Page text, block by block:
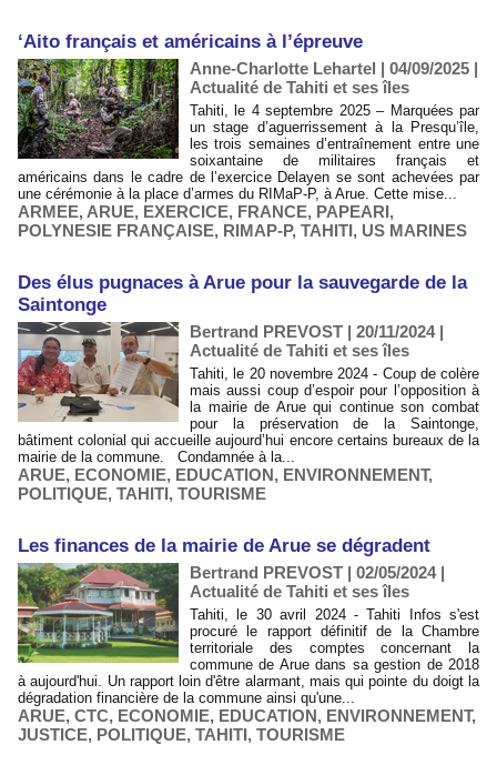
‘Aito français et américains à l’épreuve
Anne-Charlotte Lehartel | 04/09/2025 |
Actualité de Tahiti et ses îles
Tahiti, le 4 septembre 2025 – Marquées par
un stage d’aguerrissement à la Presqu’île,
les trois semaines d’entraînement entre une
soixantaine de militaires français et
américains dans le cadre de l’exercice Delayen se sont achevées par
une cérémonie à la place d’armes du RIMaP-P, à Arue. Cette mise...
ARMEE, ARUE, EXERCICE, FRANCE, PAPEARI,
POLYNESIE FRANÇAISE, RIMAP-P, TAHITI, US MARINES
​Des élus pugnaces à Arue pour la sauvegarde de la
Saintonge
Bertrand PREVOST | 20/11/2024|
Actualité de Tahiti et ses îles
Tahiti, le 20 novembre 2024 - Coup de colère
mais aussi coup d’espoir pour l’opposition à
la mairie de Arue qui continue son combat
pour la préservation de la Saintonge,
bâtiment colonial qui accueille aujourd’hui encore certains bureaux de la
mairie de la commune. Condamnée à la...
ARUE, ECONOMIE, EDUCATION, ENVIRONNEMENT,
POLITIQUE, TAHITI, TOURISME
​Les finances de la mairie de Arue se dégradent
Bertrand PREVOST | 02/05/2024|
Actualité de Tahiti et ses îles
Tahiti, le 30 avril 2024 - Tahiti Infos s'est
procuré le rapport définitif de la Chambre
territoriale des comptes concernant la
commune de Arue dans sa gestion de 2018
à aujourd'hui. Un rapport loin d'être alarmant, mais qui pointe du doigt la
dégradation financière de la commune ainsi qu'une...
ARUE, CTC, ECONOMIE, EDUCATION, ENVIRONNEMENT,
JUSTICE, POLITIQUE, TAHITI, TOURISME